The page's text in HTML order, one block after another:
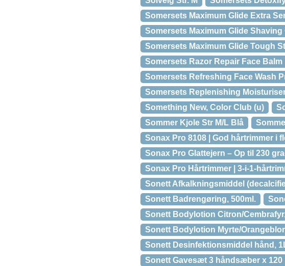
Somersets Maximum Glide Extra
Somersets Maximum Glide Shaving
Somersets Maximum Glide Tough
Somersets Razor Repair Face Balm
Somersets Refreshing Face Wash
Somersets Replenishing
Something New, Color Club (u)
Sommer Kjole Str M/L Blå
Sonax Pro 8108 | God hårtrimmer i
Sonax Pro Glattejern – Op til 230
Sonax Pro Hårtrimmer | 3-i-1-
Sonett Afkalkningsmiddel
Sonett Badrengøring, 500ml.
Sonett Bodylotion Citron/
Sonett Bodylotion Myrte/
Sonett Desinfektionsmiddel hånd,
Sonett Gavesæt 3 håndsæber x 120